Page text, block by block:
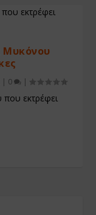
Μυκόνου
| 0 |
εκτρέφει